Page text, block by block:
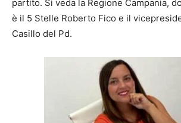
partito. Si veda la Regione Campania,
è il 5 Stelle Roberto Fico e il
Casillo del Pd.